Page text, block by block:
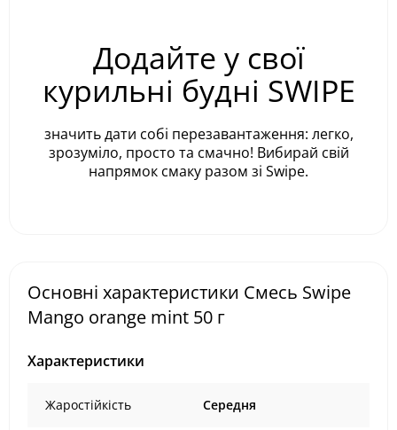
Додайте у свої
курильні будні SWIPE
значить дати собі перезавантаження: легко,
зрозуміло, просто та смачно! Вибирай свій
напрямок смаку разом зі Swipe.
Основні характеристики Cмесь Swipe
Mango orange mint 50 г
Характеристики
Жаростійкість Середня